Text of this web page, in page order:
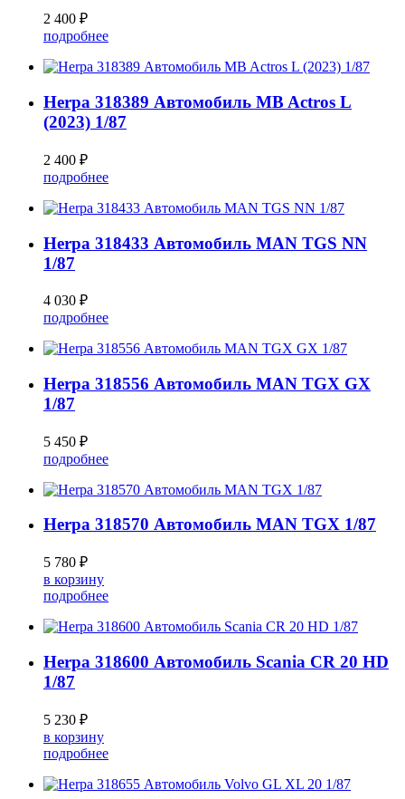
2 400 ₽
подробнее
Herpa 318389 Автомобиль MB Actros L
(2023) 1/87
2 400 ₽
подробнее
Herpa 318433 Автомобиль MAN TGS NN
1/87
4 030 ₽
подробнее
Herpa 318556 Автомобиль MAN TGX GX
1/87
5 450 ₽
подробнее
Herpa 318570 Автомобиль MAN TGX 1/87
5 780 ₽
в корзину
подробнее
Herpa 318600 Автомобиль Scania CR 20 HD
1/87
5 230 ₽
в корзину
подробнее